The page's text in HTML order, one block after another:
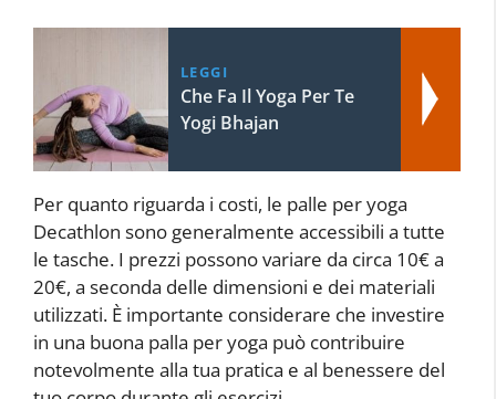
LEGGI
Che Fa Il Yoga Per Te
Yogi Bhajan
Per quanto riguarda i costi, le palle per yoga
Decathlon sono generalmente accessibili a tutte
le tasche. I prezzi possono variare da circa 10€ a
20€, a seconda delle dimensioni e dei materiali
utilizzati. È importante considerare che investire
in una buona palla per yoga può contribuire
notevolmente alla tua pratica e al benessere del